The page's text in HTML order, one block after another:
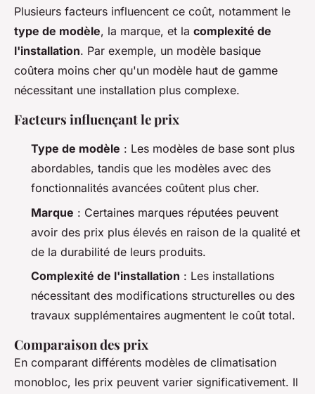
Plusieurs facteurs influencent ce coût, notamment le
type de modèle, la marque, et la complexité de
l'installation. Par exemple, un modèle basique
coûtera moins cher qu'un modèle haut de gamme
nécessitant une installation plus complexe.
Facteurs influençant le prix
Type de modèle : Les modèles de base sont plus
abordables, tandis que les modèles avec des
fonctionnalités avancées coûtent plus cher.
Marque : Certaines marques réputées peuvent
avoir des prix plus élevés en raison de la qualité et
de la durabilité de leurs produits.
Complexité de l'installation : Les installations
nécessitant des modifications structurelles ou des
travaux supplémentaires augmentent le coût total.
Comparaison des prix
En comparant différents modèles de climatisation
monobloc, les prix peuvent varier significativement. Il